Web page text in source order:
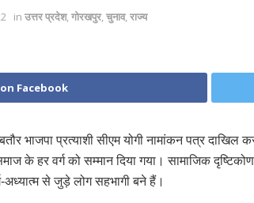
in उत्तर प्रदेश,गोरखपुर,चुनाव,राज्य
Facebook
भाजपा प्रत्याशी सीएम योगी नामांकन पत्र
के हर वर्ग को सम्मान दिया गया। सामाजिक
अध्यात्म से जुड़े लोग सहभागी बने हैं।